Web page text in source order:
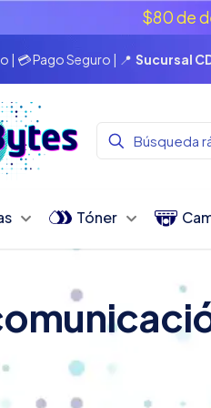
$80 de
| 💳 Pago Seguro | 📍Sucursal
Tóner